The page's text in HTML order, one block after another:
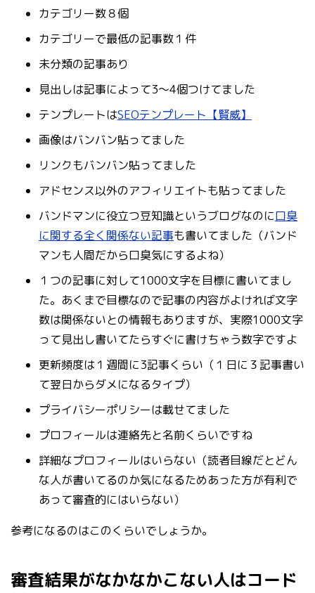
カテゴリー数８個
カテゴリーで最低の記事数１件
未分類の記事あり
見出しは記事によって3〜4個つけてました
テンプレートはSEOテンプレート【賢威】
画像はバンバン貼ってました
リンクもバンバン貼ってました
アドセンス以外のアフィリエイトも貼ってました
バンドマンに役立つ豆知識というブログなのに口臭
に関する全く関係ない記事も書いてました（バンド
マンも人間だから口臭気にするよね）
１つの記事に対して1000文字を目標に書いてまし
た。あくまで目標なので記事の内容がよければ文字
数は関係ないとの情報もありますが、実際1000文字
って見出し書いてたらすぐに書けちゃう数字ですよ
更新頻度は１週間に3記事くらい（１日に３記事書い
て翌日からダメになるタイプ）
プライバシーポリシーは載せてました
プロフィールは連絡先と名前くらいですね
詳細なプロフィールはいらない（読者目線だとどん
な人が書いてるのか気になるためあった方が有利で
あって審査的にはいらない）
参考になるのはこのくらいでしょうか。
審査結果がなかなかこない人はコード